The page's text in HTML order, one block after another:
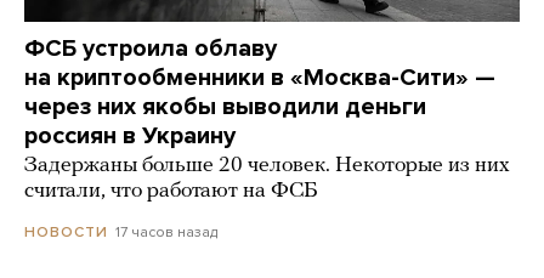
ФСБ устроила облаву
на криптообменники в «Москва-Сити» —
через них якобы выводили деньги
россиян в Украину
Задержаны больше 20 человек. Некоторые из них
считали, что работают на ФСБ
НОВОСТИ 17 часов назад